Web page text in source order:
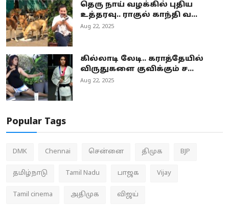
தெரு நாய் வழக்கில் புதிய
உத்தரவு.. ராகுல் காந்தி வ...
Aug 22, 2025
கில்லாடி லேடி.. கராத்தேயில்
விருதுகளை குவிக்கும் ச...
Aug 22, 2025
Popular Tags
DMK Chennai சென்னை திமுக BJP
தமிழ்நாடு Tamil Nadu பாஜக Vijay
Tamil cinema அதிமுக விஜய்